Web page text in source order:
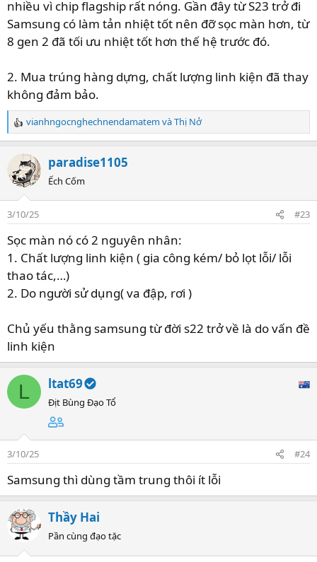
nhiều vì chip flagship rất nóng. Gần đây từ S23 trở đi
Samsung có làm tản nhiệt tốt nên đỡ sọc màn hơn, từ
8 gen 2 đã tối ưu nhiệt tốt hơn thế hệ trước đó.
2. Mua trúng hàng dựng, chất lượng linh kiện đã thay
không đảm bảo.
R
e
a
t
n
s
:
vianhngocnghechnendamatemvàThị Nở
paradise1105
Ếch Cốm
3/10/25 #23
Sọc màn nó có 2 nguyên nhân:
1. Chất lượng linh kiện ( gia công kém/ bỏ lọt lỗi/ lỗi
thao tác,…)
2. Do người sử dụng( va đập, rơi )
Chủ yếu thằng samsung từ đời s22 trở về là do vấn đề
linh kiện
L ltat69
Địt Bùng Đạo Tổ
3/10/25 #24
Samsung thì dùng tầm trung thôi ít lỗi
Thầy Hai
Pần cùng đạo tặc